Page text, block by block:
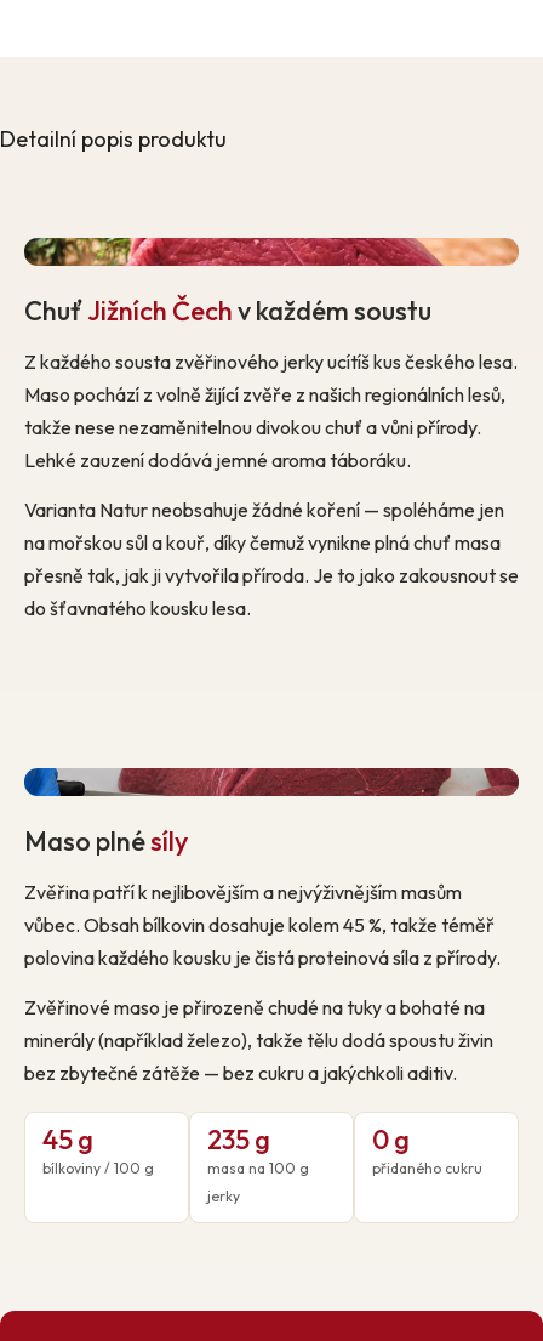
Detailní popis produktu
ChuťJižních Čechv každém soustu
Z každého sousta zvěřinového jerky ucítíš kus českého lesa.
Maso pochází z volně žijící zvěře z našich regionálních lesů,
takže nese nezaměnitelnou divokou chuť a vůni přírody.
Lehké zauzení dodává jemné aroma táboráku.
Varianta Natur neobsahuje žádné koření — spoléháme jen
na mořskou sůl a kouř, díky čemuž vynikne plná chuť masa
přesně tak, jak ji vytvořila příroda. Je to jako zakousnout se
do šťavnatého kousku lesa.
Maso plnésíly
Zvěřina patří k nejlibovějším a nejvýživnějším masům
vůbec. Obsah bílkovin dosahuje kolem 45 %, takže téměř
polovina každého kousku je čistá proteinová síla z přírody.
Zvěřinové maso je přirozeně chudé na tuky a bohaté na
minerály (například železo), takže tělu dodá spoustu živin
bez zbytečné zátěže — bez cukru a jakýchkoli aditiv.
45 g
bílkoviny / 100 g
235 g
masa na 100 g
jerky
0 g
přidaného cukru